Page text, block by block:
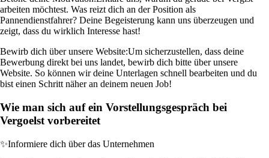
arbeiten möchtest. Was reizt dich an der Position als
Pannendienstfahrer? Deine Begeisterung kann uns überzeugen und
zeigt, dass du wirklich Interesse hast!
Bewirb dich über unsere Website:Um sicherzustellen, dass deine
Bewerbung direkt bei uns landet, bewirb dich bitte über unsere
Website. So können wir deine Unterlagen schnell bearbeiten und du
bist einen Schritt näher an deinem neuen Job!
Wie man sich auf ein Vorstellungsgespräch bei
Vergoelst vorbereitet
✨Informiere dich über das Unternehmen